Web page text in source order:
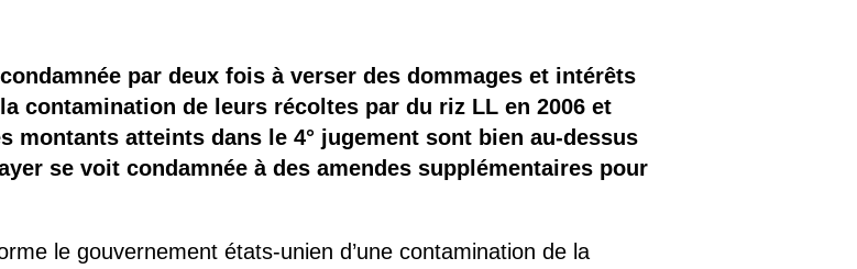
semence
et les inconvénients des OGM ?
par deux fois à verser des dommages et intérêts
contamination de leurs récoltes par du riz LL en 2006 et
montants atteints dans le 4° jugement sont bien au-dessus
se voit condamnée à des amendes supplémentaires pour
le gouvernement états-unien d’une contamination de la